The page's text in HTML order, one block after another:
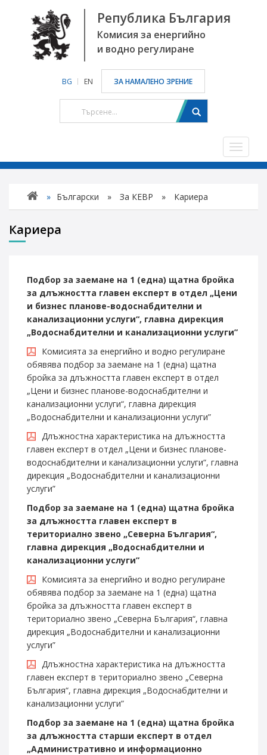
Република България
Комисия за енергийно
и водно регулиране
BG EN ЗА НАМАЛЕНО ЗРЕНИЕ
Toggle
» Български » За КЕВР » Кариера
Кариера
Подбор за заемане на 1 (една) щатна бройка
за длъжността главен експерт в отдел „Цени
и бизнес планове-водоснабдителни и
канализационни услуги“, главна дирекция
„Водоснабдителни и канализационни услуги”
Комисията за енергийно и водно регулиране
обявява подбор за заемане на 1 (една) щатна
бройка за длъжността главен експерт в отдел
„Цени и бизнес планове-водоснабдителни и
канализационни услуги“, главна дирекция
„Водоснабдителни и канализационни услуги”
Длъжностна характеристика на длъжността
главен експерт в отдел „Цени и бизнес планове-
водоснабдителни и канализационни услуги“, главна
дирекция „Водоснабдителни и канализационни
услуги”
Подбор за заемане на 1 (една) щатна бройка
за длъжността главен експерт в
териториално звено „Северна България“,
главна дирекция „Водоснабдителни и
канализационни услуги”
Комисията за енергийно и водно регулиране
обявява подбор за заемане на 1 (една) щатна
бройка за длъжността главен експерт в
териториално звено „Северна България“, главна
дирекция „Водоснабдителни и канализационни
услуги”
Длъжностна характеристика на длъжността
главен експерт в териториално звено „Северна
България“, главна дирекция „Водоснабдителни и
канализационни услуги”
Подбор за заемане на 1 (една) щатна бройка
за длъжността старши експерт в отдел
„Административно и информационно